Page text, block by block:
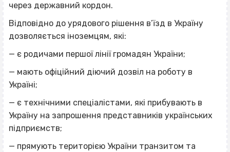
через державний кордон.
Відповідно до урядового рішення в’їзд в Україну
дозволяється іноземцям, які:
— є родичами першої лінії громадян України;
— мають офіційний діючий дозвіл на роботу в
Україні;
— є технічними спеціалістами, які прибувають в
Україну на запрошення представників українських
підприємств;
— прямують територією України транзитом та